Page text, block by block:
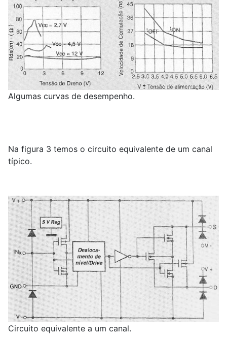
Algumas curvas de desempenho.
Na figura 3 temos o circuito equivalente de um canal
típico.
Circuito equivalente a um canal.